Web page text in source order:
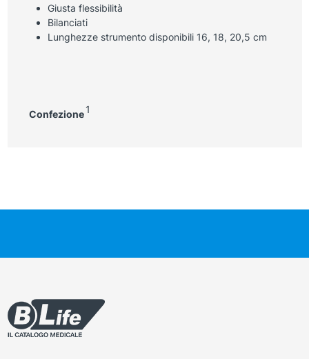
Giusta flessibilità
Bilanciati
Lunghezze strumento disponibili 16, 18, 20,5 cm
Confezione 1